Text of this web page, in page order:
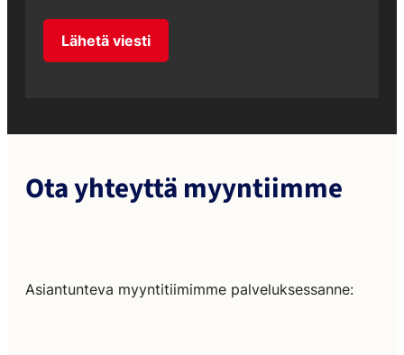
Lähetä viesti
Ota yhteyttä myyntiimme
Asiantunteva myyntitiimimme palveluksessanne: